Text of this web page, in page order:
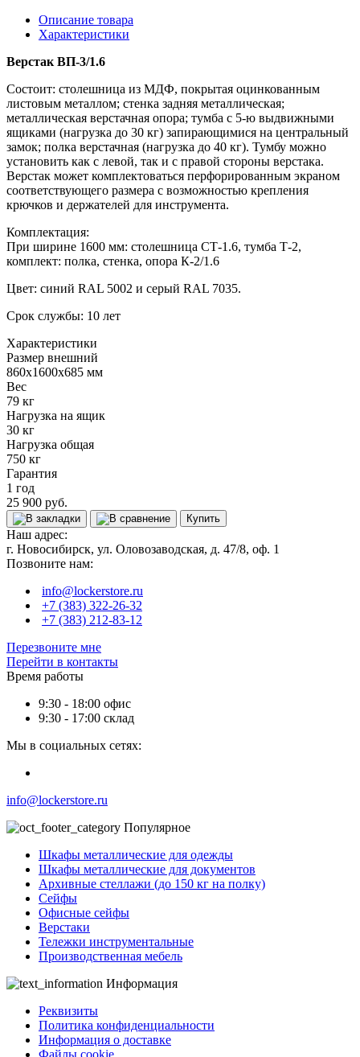
Описание товара
Характеристики
Верстак ВП-3/1.6
Состоит: столешница из МДФ, покрытая оцинкованным
листовым металлом; стенка задняя металлическая;
металлическая верстачная опора; тумба с 5-ю выдвижными
ящиками (нагрузка до 30 кг) запирающимися на центральный
замок; полка верстачная (нагрузка до 40 кг). Тумбу можно
установить как с левой, так и с правой стороны верстака.
Верстак может комплектоваться перфорированным экраном
соответствующего размера с возможностью крепления
крючков и держателей для инструмента.
Комплектация:
При ширине 1600 мм: столешница СТ-1.6, тумба Т-2,
комплект: полка, стенка, опора К-2/1.6
Цвет: синий RAL 5002 и серый RAL 7035.
Cрок службы: 10 лет
Характеристики
Размер внешний
860x1600x685 мм
Вес
79 кг
Нагрузка на ящик
30 кг
Нагрузка общая
750 кг
Гарантия
1 год
25 900 руб.
Купить
Наш адрес:
г. Новосибирск, ул. Оловозаводская, д. 47/8, оф. 1
Позвоните нам:
info@lockerstore.ru
+7 (383) 322-26-32
+7 (383) 212-83-12
Перезвоните мне
Перейти в контакты
Время работы
9:30 - 18:00 офис
9:30 - 17:00 склад
Мы в социальных сетях:
info@lockerstore.ru
Популярное
Шкафы металлические для одежды
Шкафы металлические для документов
Архивные стеллажи (до 150 кг на полку)
Сейфы
Офисные сейфы
Верстаки
Тележки инструментальные
Производственная мебель
Информация
Реквизиты
Политика конфиденциальности
Информация о доставке
Файлы cookie